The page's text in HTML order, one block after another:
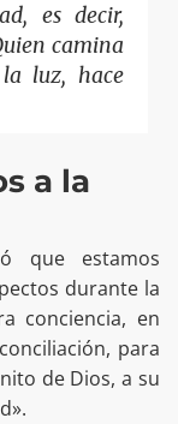
es decir,
camina
luz, hace
a la
que estamos
durante la
conciencia, en
para
de Dios, a su